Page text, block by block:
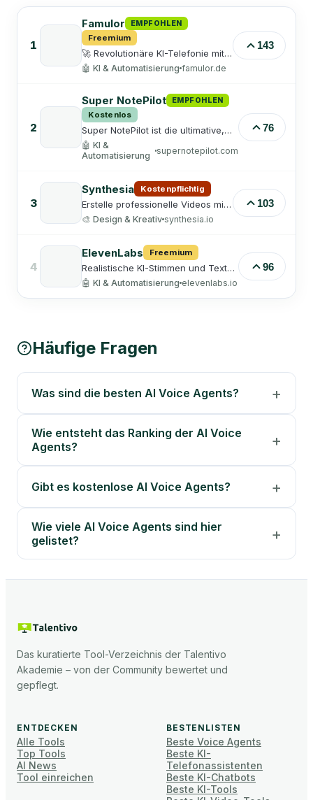
1
Famulor EMPFOHLEN
Freemium
🚀 Revolutionäre KI-Telefonie mit
Prepaid-Tarif. Nie wieder
verpasste Anrufe! Famulor ist
Telefonassistent - menschlich,
intelligent, 24/7 verfügbar.
DSGVO-konform, in der EU
gehostet. Jetzt kostenlos testen!
🤖 KI & Automatisierung famulor.de
143
2
Super NotePilot EMPFOHLEN
Kostenlos
Super NotePilot ist die ultimative,
privat laufende
Sprach‑zu‑Text‑AI‑App, die deine
Stimme in gut strukturierten,
offline und ohne Cloud‑Verbindung.
Dank lokal eingebetteter KI‑Modelle
(Whisper + Gemma) bleibt alles
ganz auf deinem eigenen Gerät –
für Menschen, die Wert auf
Datenschutz und Effizienz legen.
🤖 KI &
Automatisierung
supernotepilot.com
76
3
Synthesia Kostenpflichtig
Erstelle professionelle Videos mit
KI-Avataren und Voiceover aus
reinem Text – ohne Kamera oder
🎨 Design & Kreativ synthesia.io
103
4
ElevenLabs Freemium
Realistische KI-Stimmen und Text-
to-Speech in vielen Sprachen – für
Voiceovers, Hörbücher und
Synchronisation.
🤖 KI & Automatisierung elevenlabs.io
96
Häufige Fragen
Was sind die besten AI Voice Agents?
Wie entsteht das Ranking der AI Voice
Agents?
Gibt es kostenlose AI Voice Agents?
Wie viele AI Voice Agents sind hier
gelistet?
Das kuratierte Tool-Verzeichnis der Talentivo
Akademie – von der Community bewertet und
gepflegt.
ENTDECKEN
Alle Tools
Top Tools
AI News
Tool einreichen
BESTENLISTEN
Beste Voice Agents
Beste KI-
Telefonassistenten
Beste KI-Chatbots
Beste KI-Tools